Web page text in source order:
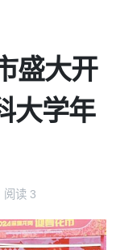
盛大开
大学年
阅读 3